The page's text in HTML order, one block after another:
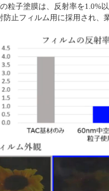
子塗膜は、反射率を1.0%
止フィルム用に採用され、